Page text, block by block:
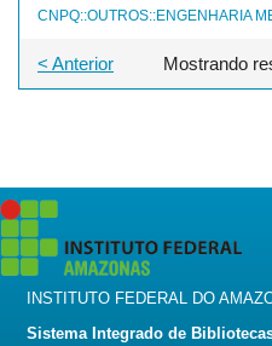
CNPQ::OUTROS::ENGENHARIA
Mostrando
< Anterior
INSTITUTO FEDERAL DO
Sistema Integrado de